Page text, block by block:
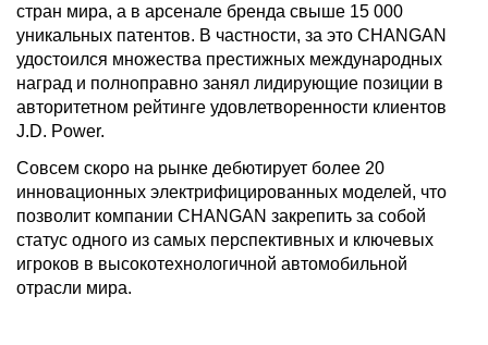
стран мира, а в арсенале бренда свыше 15 000
уникальных патентов. В частности, за это CHANGAN
удостоился множества престижных международных
наград и полноправно занял лидирующие позиции в
авторитетном рейтинге удовлетворенности клиентов
J.D. Power.
Совсем скоро на рынке дебютирует более 20
инновационных электрифицированных моделей, что
позволит компании CHANGAN закрепить за собой
статус одного из самых перспективных и ключевых
игроков в высокотехнологичной автомобильной
отрасли мира.